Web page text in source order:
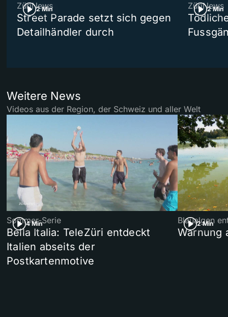
2 Min
ZüriNews
Street Parade setzt sich gegen
Detailhändler durch
2 Min
ZüriNews
Weitere News
Videos aus der Region, der Schweiz und aller Welt
4 Min
Sommer-Serie
Bella Italia: TeleZüri entdeckt
Italien abseits der
Postkartenmotive
2 Min
Blaualgen
Warnung